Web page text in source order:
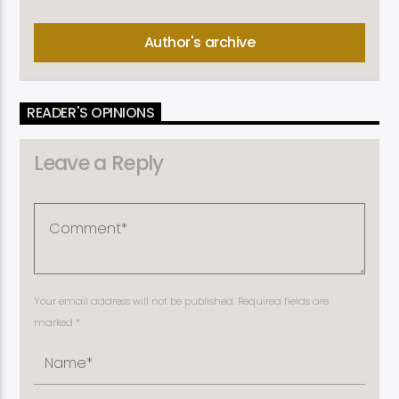
Author's archive
READER'S OPINIONS
Leave a Reply
Your email address will not be published. Required fields are
marked *